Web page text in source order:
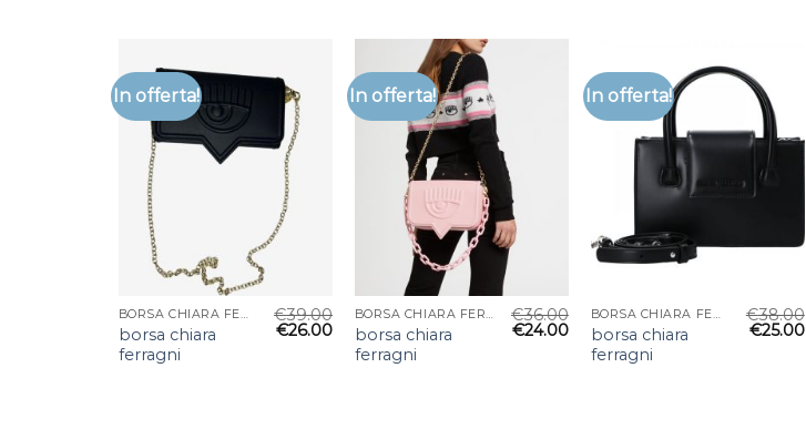
In offerta!
BORSA CHIARA FERRAGNI
borsa chiara
ferragni
€39.00
€26.00
In offerta!
BORSA CHIARA FERRAGNI
borsa chiara
ferragni
€36.00
€24.00
In offerta!
BORSA CHIARA FERRAGNI
borsa chiara
ferragni
€38.00
€25.00